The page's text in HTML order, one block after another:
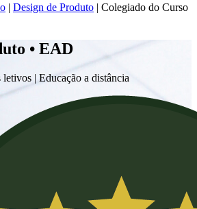
| Design de Produto | Colegiado do Curso
• EAD
letivos | Educação a distância